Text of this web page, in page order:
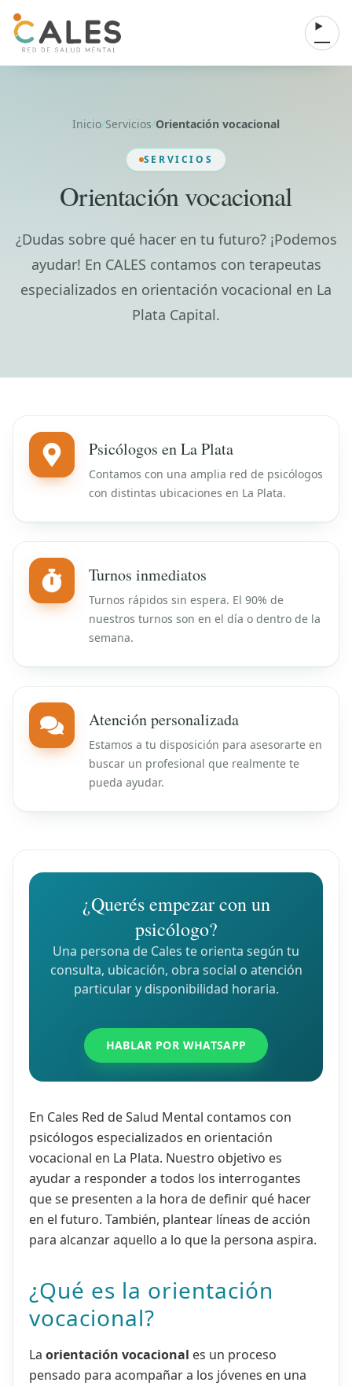
Abrir
Inicio/Servicios/Orientación vocacional
SERVICIOS
Orientación vocacional
¿Dudas sobre qué hacer en tu futuro? ¡Podemos
ayudar! En CALES contamos con terapeutas
especializados en orientación vocacional en La
Plata Capital.
Psicólogos en La Plata
Contamos con una amplia red de psicólogos
con distintas ubicaciones en La Plata.
Turnos inmediatos
Turnos rápidos sin espera. El 90% de
nuestros turnos son en el día o dentro de la
semana.
Atención personalizada
Estamos a tu disposición para asesorarte en
buscar un profesional que realmente te
pueda ayudar.
¿Querés empezar con un
psicólogo?
Una persona de Cales te orienta según tu
consulta, ubicación, obra social o atención
particular y disponibilidad horaria.
HABLAR POR WHATSAPP
En Cales Red de Salud Mental contamos con
psicólogos especializados en orientación
vocacional en La Plata. Nuestro objetivo es
ayudar a responder a todos los interrogantes
que se presenten a la hora de definir qué hacer
en el futuro. También, plantear líneas de acción
para alcanzar aquello a lo que la persona aspira.
¿Qué es la orientación
vocacional?
La orientación vocacional es un proceso
pensado para acompañar a los jóvenes en una